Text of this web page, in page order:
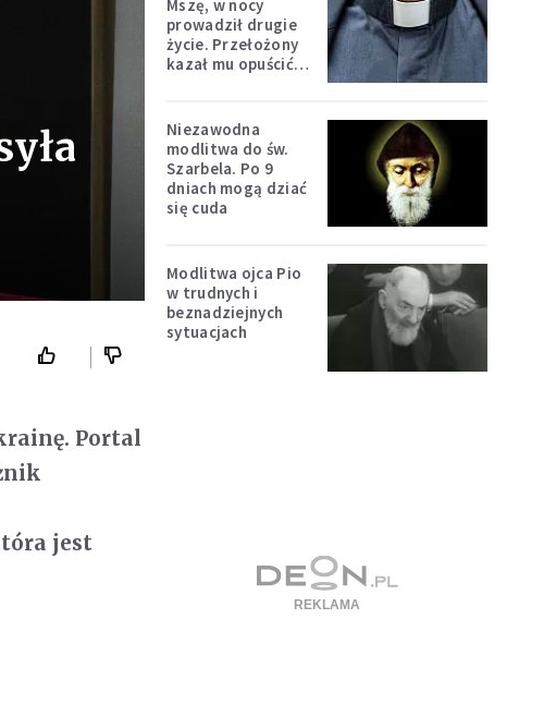
Portal
jest
Mszę, w nocy
prowadził drugie
życie. Przełożony
kazał mu opuścić
Niezawodna
modlitwa do św.
Szarbela. Po 9
dniach mogą dziać
się cuda
Modlitwa ojca Pio
w trudnych i
beznadziejnych
sytuacjach